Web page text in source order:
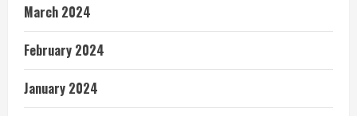
March 2024
February 2024
January 2024